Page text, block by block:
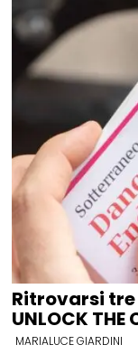
Ritrovarsi
UNLOCK THE
MARIALUCE GIARDINI